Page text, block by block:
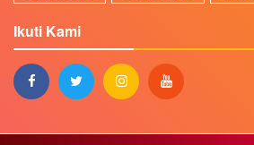
Ikuti Kami